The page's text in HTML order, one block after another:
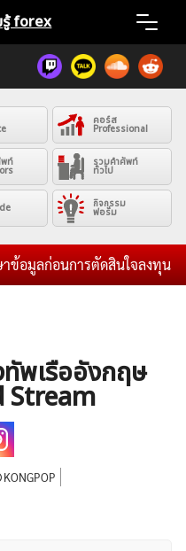
รู้ forex
คอร์ส
Professional
ท์ รวมคำศัพท์
ทั่วไป
กิจกรรม
ฟอรั่ม
อมูลก่อนการตัดสินใจลงทุน แล
อร์เรนซี
ฟรีซิกแนล รายวัน
-หุ้น
พันธบัตร
โปรโมชั่น Forex
ทัพเรืออังกฤษ
Stream
KONGPOP